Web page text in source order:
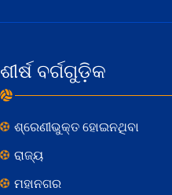
ଶୀର୍ଷ ବର୍ଗଗୁଡ଼ିକ
ଶ୍ରେଣୀଭୁକ୍ତ ହୋଇନଥିବା
ରାଜ୍ୟ
ମହାନଗର